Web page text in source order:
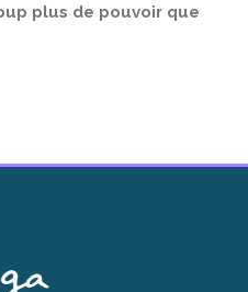
plus de pouvoir que